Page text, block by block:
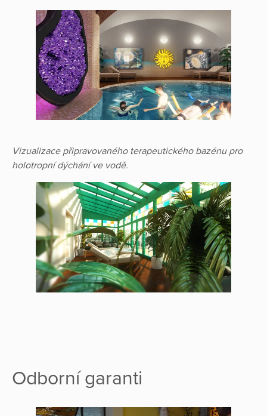
Vizualizace připravovaného terapeutického bazénu pro
holotropní dýchání ve vodě.
Odborní garanti